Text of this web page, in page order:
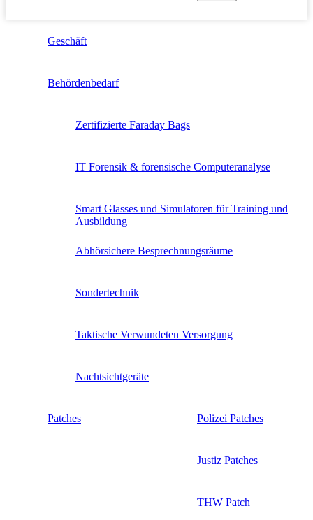
Geschäft
Behördenbedarf
Zertifizierte Faraday Bags
IT Forensik & forensische Computeranalyse
Smart Glasses und Simulatoren für Training und
Ausbildung
Abhörsichere Besprechnungsräume
Sondertechnik
Taktische Verwundeten Versorgung
Nachtsichtgeräte
Patches Polizei Patches
Justiz Patches
THW Patch